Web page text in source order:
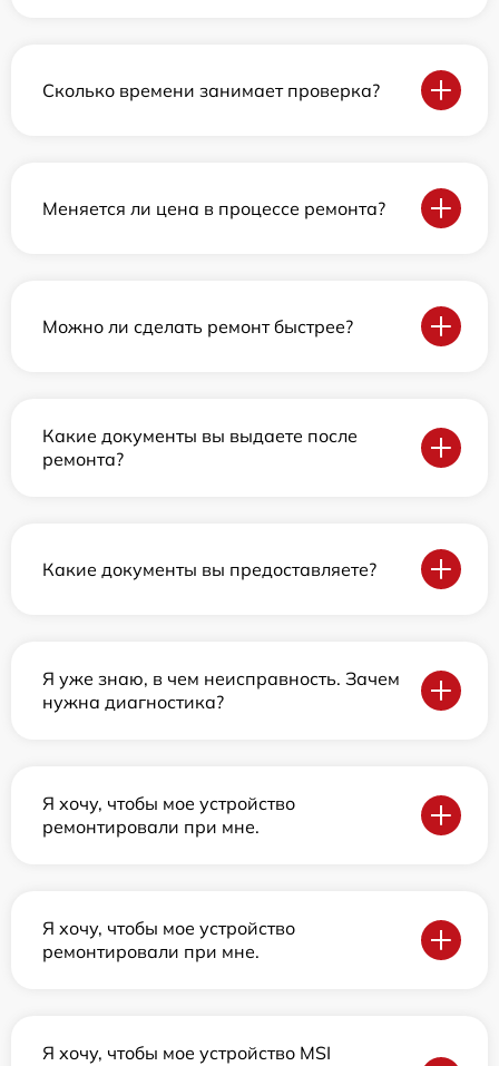
Сколько времени занимает проверка?
Меняется ли цена в процессе ремонта?
Можно ли сделать ремонт быстрее?
Какие документы вы выдаете после
ремонта?
Какие документы вы предоставляете?
Я уже знаю, в чем неисправность. Зачем
нужна диагностика?
Я хочу, чтобы мое устройство
ремонтировали при мне.
Я хочу, чтобы мое устройство
ремонтировали при мне.
Я хочу, чтобы мое устройство MSI